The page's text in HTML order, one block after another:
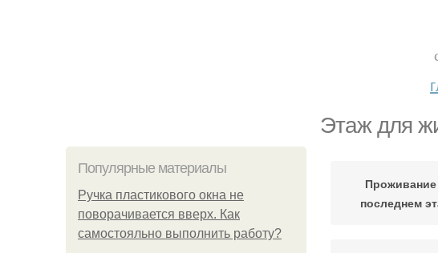
Этаж для
Популярные материалы
Ручка пластикового окна не
поворачивается вверх. Как
самостояльно выполнить работу?
Проживание
последнем